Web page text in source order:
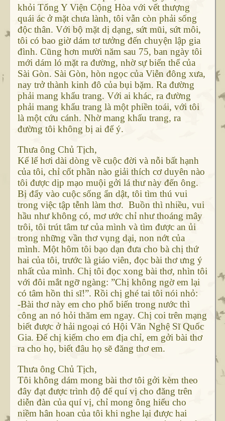
khỏi Tổng Y Viện Cộng Hòa với vết thượng
quái ác ở mặt chưa lành, tôi vẫn còn phải sống
độc thân. Với bộ mặt dị dạng, sứt mũi, sứt môi,
tôi có bao giờ dám tơ tưởng đến chuyện lập gia
đình. Cũng hơn mười năm sau 75, ban ngày tôi
mới dám ló mặt ra đường, nhờ sự biến thể của
Sài Gòn. Sài Gòn, hòn ngọc của Viễn đông xưa,
nay trở thành kinh đô của bụi bặm. Ra đường
phải mang khẩu trang. Với ai khác, ra đường
phải mang khẩu trang là một phiền toái, với tôi
là một cứu cánh. Nhờ mang khẩu trang, ra
đường tôi không bị ai để ý.
Thưa ông Chủ Tịch,
Kể lể hơi dài dòng về cuộc đời và nỗi bất hạnh
của tôi, chỉ cốt phần nào giải thích cơ duyên nào
tôi được dịp mạo muội gởi lá thư này đến ông.
Bị đẩy vào cuộc sống ẩn dật, tôi tìm thú vui
trong việc tập tễnh làm thơ. Buồn thì nhiều, vui
hầu như không có, mơ ước chỉ như thoáng mây
trôi, tôi trút tâm tư của mình và tìm được an ủi
trong những vần thơ vụng dại, non nớt của
mình. Một hôm tôi bạo dạn đưa cho bà chị thứ
hai của tôi, trước là giáo viên, đọc bài thơ ưng ý
nhất của mình. Chị tôi đọc xong bài thơ, nhìn tôi
với đôi mắt ngỡ ngàng: ”Chị không ngờ em lại
có tâm hồn thi sĩ!”. Rồi chị ghé tai tôi nói nhỏ:
-Bài thơ này em cho phổ biến trong nước thì
công an nó hỏi thăm em ngay. Chị coi trên mạng
biết được ở hải ngoại có Hội Văn Nghệ Sĩ Quốc
Gia. Để chị kiếm cho em địa chỉ, em gởi bài thơ
ra cho họ, biết đâu họ sẽ đăng thơ em.
Thưa ông Chủ Tịch,
Tôi không dám mong bài thơ tôi gởi kèm theo
đây đạt được trình độ để quí vị cho đăng trên
diễn đàn của quí vị, chỉ mong ông hiểu cho
niềm hân hoan của tôi khi nghe lại được hai